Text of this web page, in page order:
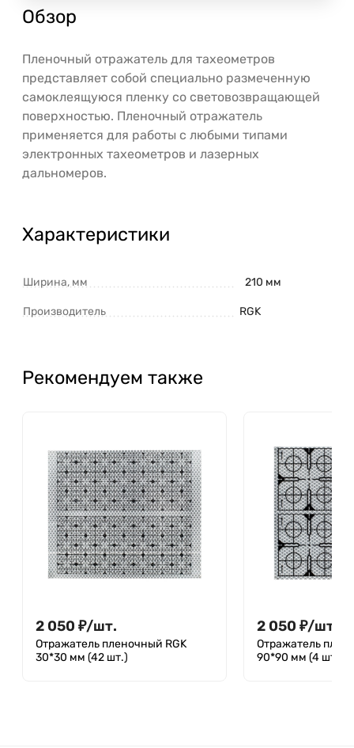
Обзор
Пленочный отражатель для тахеометров
представляет собой специально размеченную
самоклеящуюся пленку со световозвращающей
поверхностью. Пленочный отражатель
применяется для работы с любыми типами
электронных тахеометров и лазерных
дальномеров.
Характеристики
Ширина, мм 210 мм
Производитель RGK
Рекомендуем также
2 050 ₽/шт.
Отражатель пленочный RGK
30*30 мм (42 шт.)
2 050 ₽/шт.
Отражатель
90*90 мм (4 шт.)